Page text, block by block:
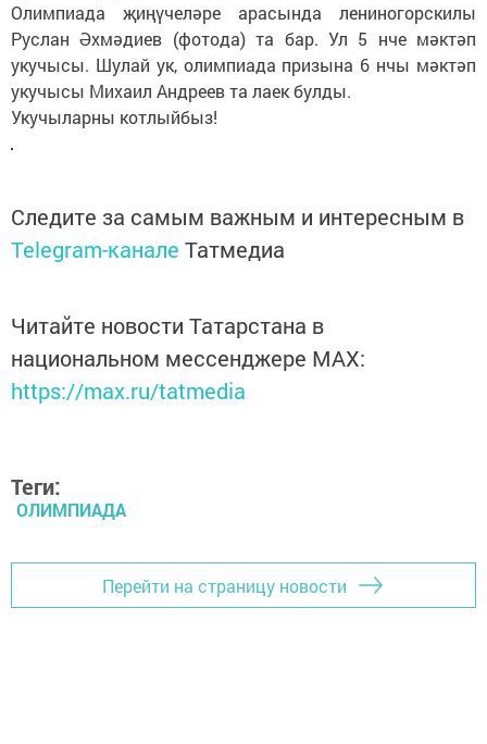
Олимпиада җиңүчеләре арасында лениногорскилы
Руслан Әхмәдиев (фотода) та бар. Ул 5 нче мәктәп
укучысы. Шулай ук, олимпиада призына 6 нчы мәктәп
укучысы Михаил Андреев та лаек булды.
Укучыларны котлыйбыз!
Следите за самым важным и интересным в
Telegram-канале Татмедиа
Читайте новости Татарстана в
национальном мессенджере MАХ:
https://max.ru/tatmedia
Теги:
ОЛИМПИАДА
Перейти на страницу новости